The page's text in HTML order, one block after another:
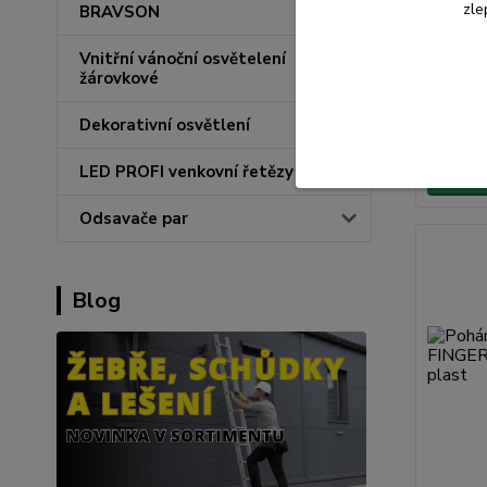
BRAVSON
Vnitřní vánoční osvětelení
žárovkové
Dekorativní osvětlení
LED PROFI venkovní řetězy
Odsavače par
Blog